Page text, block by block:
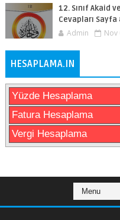
12. Sınıf Akaid
Cevapları Sayfa
Admin Nov
HESAPLAMA.IN
Yüzde Hesaplama
Fatura Hesaplama
Vergi Hesaplama